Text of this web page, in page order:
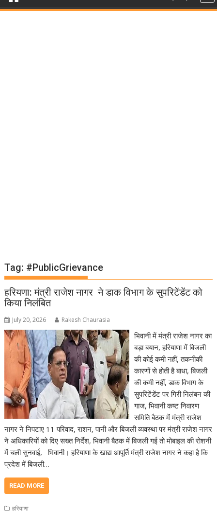
Tag: #PublicGrievance
हरियणा: मंत्री राजेश नागर ने डाक विभाग के सुपरिटेंडेंट को
किया निलंबित
July 20, 2026 Rakesh Chaurasia
भिवानी में मंत्री राजेश नागर का
बड़ा बयान, हरियाणा में बिजली
की कोई कमी नहीं, तकनीकी
कारणों से होती है बाधा, बिजली
की कमी नहीं, डाक विभाग के
सुपरिटेंडेंट पर गिरी निलंबन की
गाज, भिवानी कष्ट निवारण
समिति बैठक में मंत्री राजेश
नागर ने निपटाए 11 परिवाद, राशन, पानी और बिजली व्यवस्था पर मंत्री राजेश नागर
ने अधिकारियों को दिए सख्त निर्देश, भिवानी बैठक में बिजली गई तो मोबाइल की रोशनी
में चली सुनवाई, भिवानी। हरियाणा के खाद्य आपूर्ति मंत्री राजेश नागर ने कहा है कि
प्रदेश में बिजली…
READ MORE
हरियाणा